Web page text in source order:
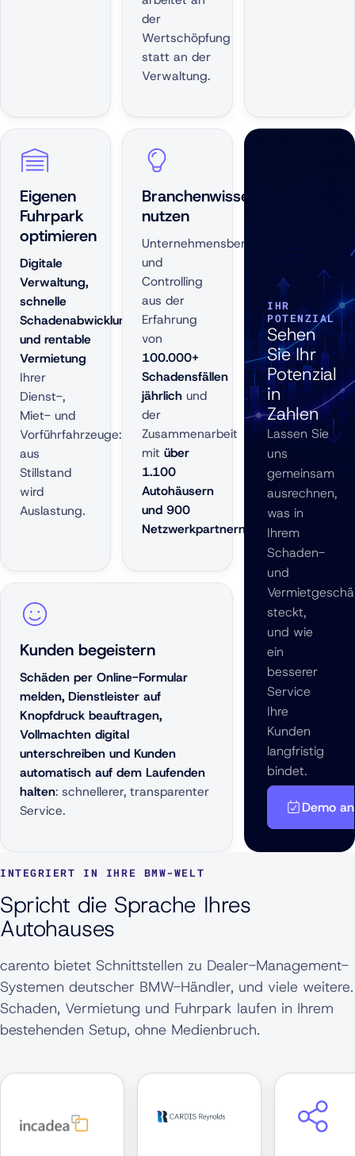
der
Wertschöpfung
statt an der
Verwaltung.
Eigenen
Fuhrpark
optimieren
Digitale
Verwaltung,
schnelle
Schadenabwicklung
und rentable
Vermietung
Ihrer
Dienst-,
Miet- und
Vorführfahrzeuge:
aus
Stillstand
wird
Auslastung.
Branchenwissen
nutzen
Unternehmensberatung
und
Controlling
aus der
Erfahrung
von
100.000+
Schadensfällen
jährlich und
der
Zusammenarbeit
mit über
1.100
Autohäusern
und 900
Netzwerkpartnern.
Kunden begeistern
Schäden per Online-Formular
melden, Dienstleister auf
Knopfdruck beauftragen,
Vollmachten digital
unterschreiben und Kunden
automatisch auf dem Laufenden
halten: schnellerer, transparenter
Service.
IHR
POTENZIAL
Sehen
Sie Ihr
Potenzial
in
Zahlen
Lassen Sie
uns
gemeinsam
ausrechnen,
was in
Ihrem
Schaden-
und
steckt,
und wie
ein
besserer
Service
Ihre
Kunden
langfristig
bindet.
Demo
INTEGRIERT IN IHRE BMW-WELT
Spricht die Sprache Ihres
Autohauses
carento bietet Schnittstellen zu Dealer-Management-
Systemen deutscher BMW-Händler, und viele weitere.
Schaden, Vermietung und Fuhrpark laufen in Ihrem
bestehenden Setup, ohne Medienbruch.